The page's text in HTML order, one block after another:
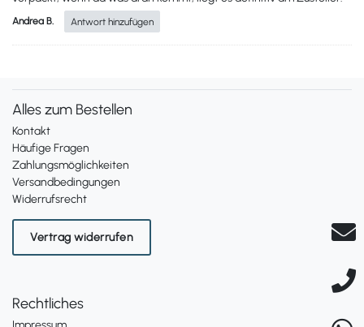
Andrea B. Antwort hinzufügen
Alles zum Bestellen
Kontakt
Häufige Fragen
Zahlungsmöglichkeiten
Versandbedingungen
Widerrufsrecht
Vertrag widerrufen
Rechtliches